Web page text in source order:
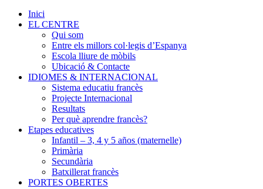
Inici
EL CENTRE
Qui som
Entre els millors col·legis d’Espanya
Escola lliure de mòbils
Ubicació & Contacte
IDIOMES & INTERNACIONAL
Sistema educatiu francès
Projecte Internacional
Resultats
Per què aprendre francès?
Etapes educatives
Infantil – 3, 4 y 5 años (maternelle)
Primària
Secundària
Batxillerat francès
PORTES OBERTES